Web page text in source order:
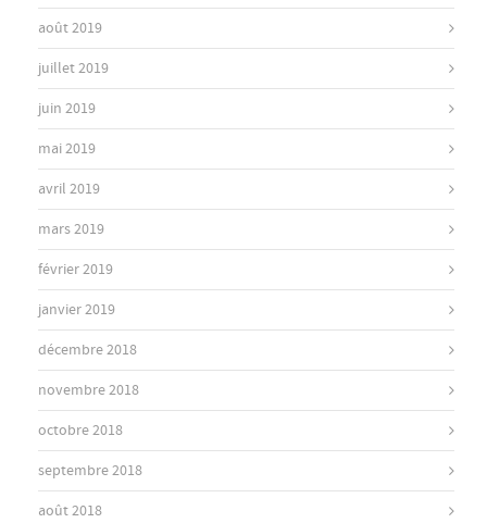
août 2019
juillet 2019
juin 2019
mai 2019
avril 2019
mars 2019
février 2019
janvier 2019
décembre 2018
novembre 2018
octobre 2018
septembre 2018
août 2018